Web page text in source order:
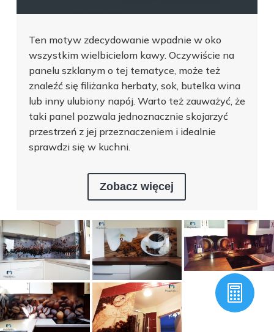
Ten motyw zdecydowanie wpadnie w oko
wszystkim wielbicielom kawy. Oczywiście na
panelu szklanym o tej tematyce, może też
znaleźć się filiżanka herbaty, sok, butelka wina
lub inny ulubiony napój. Warto też zauważyć, że
taki panel pozwala jednoznacznie skojarzyć
przestrzeń z jej przeznaczeniem i idealnie
sprawdzi się w kuchni.
Zobacz więcej
